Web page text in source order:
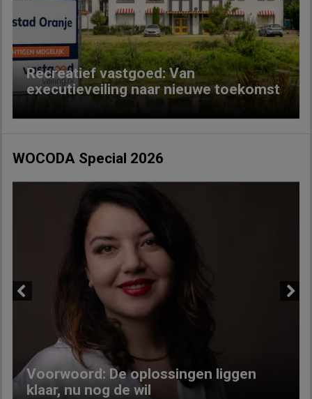
Recreatief vastgoed: Van
executieveiling naar nieuwe toekomst
Next
WOCODA Special 2026
Voorwoord: De oplossingen liggen
klaar, nu nog de wil